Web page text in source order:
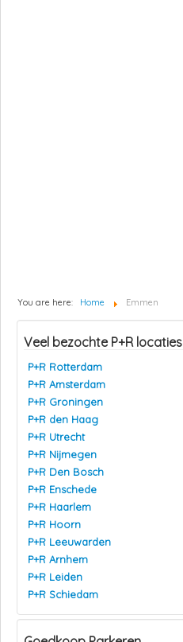
You are here: Home Emmen
Veel bezochte P+R locaties
P+R Rotterdam
P+R Amsterdam
P+R Groningen
P+R den Haag
P+R Utrecht
P+R Nijmegen
P+R Den Bosch
P+R Enschede
P+R Haarlem
P+R Hoorn
P+R Leeuwarden
P+R Arnhem
P+R Leiden
P+R Schiedam